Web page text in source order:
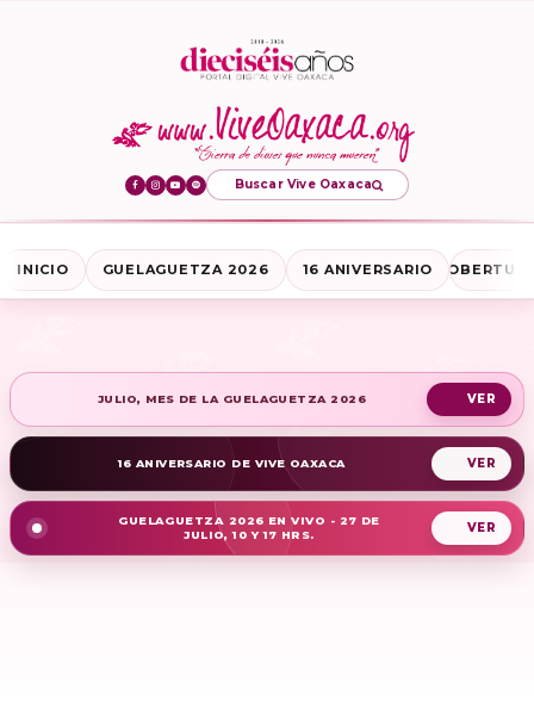
Buscar Vive Oaxaca
INICIO GUELAGUETZA 2026 16 ANIVERSARIO
JULIO, MES DE LA GUELAGUETZA 2026
16 ANIVERSARIO DE VIVE OAXACA
GUELAGUETZA 2026 EN VIVO - 27 DE
JULIO, 10 Y 17 HRS.